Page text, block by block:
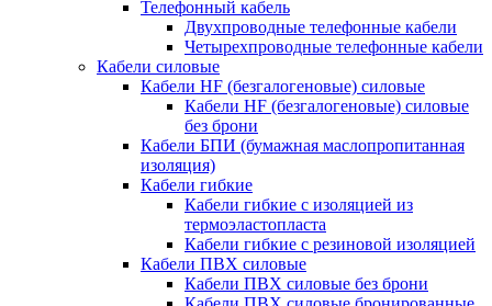
Телефонный кабель
Двухпроводные телефонные кабели
Четырехпроводные телефонные кабели
Кабели силовые
Кабели HF (безгалогеновые) силовые
Кабели HF (безгалогеновые) силовые
без брони
Кабели БПИ (бумажная маслопропитанная
изоляция)
Кабели гибкие
Кабели гибкие с изоляцией из
термоэластопласта
Кабели гибкие с резиновой изоляцией
Кабели ПВХ силовые
Кабели ПВХ силовые без брони